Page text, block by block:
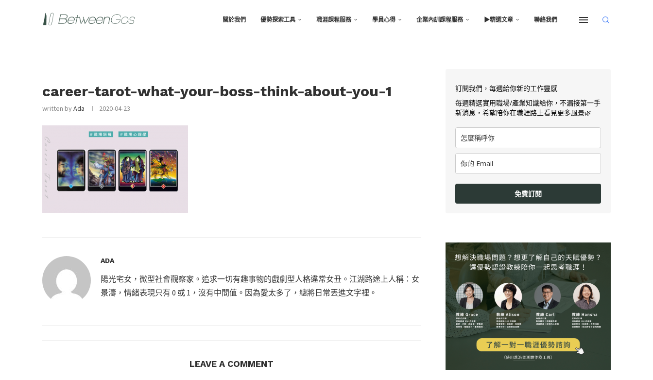
關於我們 優勢探索工具 職涯課程服務 學員心得 企業內訓課程服務 ▶︎精選文章 聯絡我們
career-tarot-what-your-boss-think-about-you-1
written byAda 2020-04-23
ADA
陽光宅女，微型社會觀察家。追求一切有趣事物的戲劇型人格違常女丑。江湖路途上人稱：女
景濤，情緒表現只有 0 或 1，沒有中間值。因為愛太多了，總將日常丟進文字裡。
LEAVE A COMMENT
訂閱我們，每週給你新的工作靈感
每週精選實用職場/產業知識給你，不漏接第一手
新消息，希望陪你在職涯路上看見更多風景🌿
免費訂閱